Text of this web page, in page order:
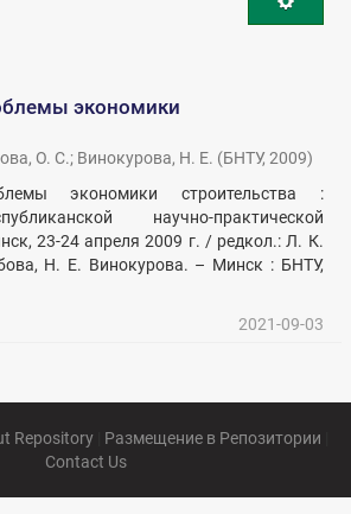
экономики
О. С.; Винокурова, Н. Е. (БНТУ,2009)
экономики строительства :
научно-практической
23-24 апреля 2009 г. / редкол.: Л. К.
Н. Е. Винокурова. – Минск : БНТУ,
2021-09-03
Repository| Размещение в Репозитории
Contact Us